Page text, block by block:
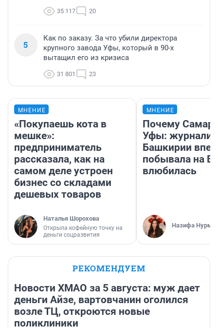
35 117 20
5
Как по заказу. За что убили директора
крупного завода Уфы, который в 90-х
вытащил его из кризиса
31 801 23
МНЕНИЕ
«Покупаешь кота в
мешке»:
предприниматель
рассказала, как на
самом деле устроен
бизнес со складами
дешевых товаров
Наталья Шорохова
Открыла кофейную точку на
деньги соцразвития
МНЕНИЕ
Почему
Уфы:
Башкирии
побывала на
влюбилась
Назифа
РЕКОМЕНДУЕМ
Новости ХМАО за 5 августа: муж дает
деньги Айзе, вартовчанин оголился
возле ТЦ, откроются новые
поликлиники